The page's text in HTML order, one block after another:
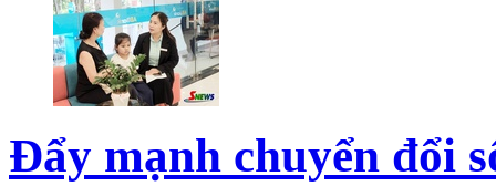
Đẩy mạnh chuyển đổi